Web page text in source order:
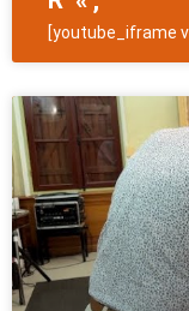
[youtube_iframe